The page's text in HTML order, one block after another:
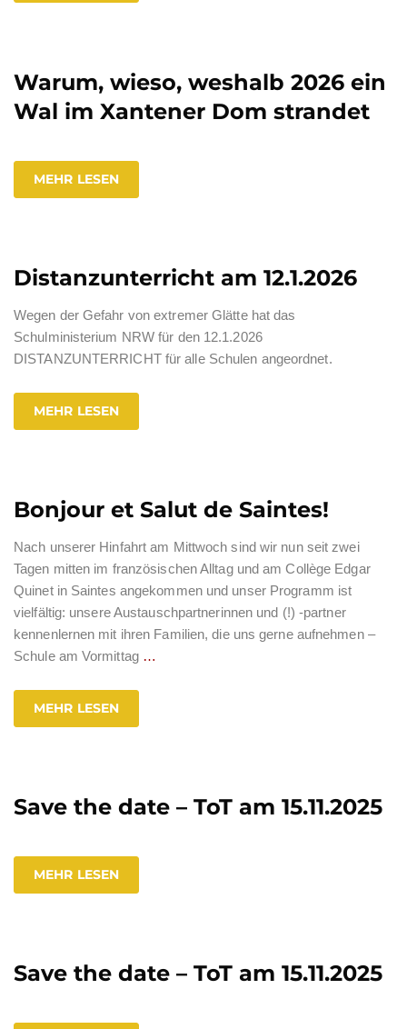
Warum, wieso, weshalb 2026 ein
Wal im Xantener Dom strandet
MEHR LESEN
Distanzunterricht am 12.1.2026
Wegen der Gefahr von extremer Glätte hat das
Schulministerium NRW für den 12.1.2026
DISTANZUNTERRICHT für alle Schulen angeordnet.
MEHR LESEN
Bonjour et Salut de Saintes!
Nach unserer Hinfahrt am Mittwoch sind wir nun seit zwei
Tagen mitten im französischen Alltag und am Collège Edgar
Quinet in Saintes angekommen und unser Programm ist
vielfältig: unsere Austauschpartnerinnen und (!) -partner
kennenlernen mit ihren Familien, die uns gerne aufnehmen –
Schule am Vormittag …
MEHR LESEN
Save the date – ToT am 15.11.2025
MEHR LESEN
Save the date – ToT am 15.11.2025